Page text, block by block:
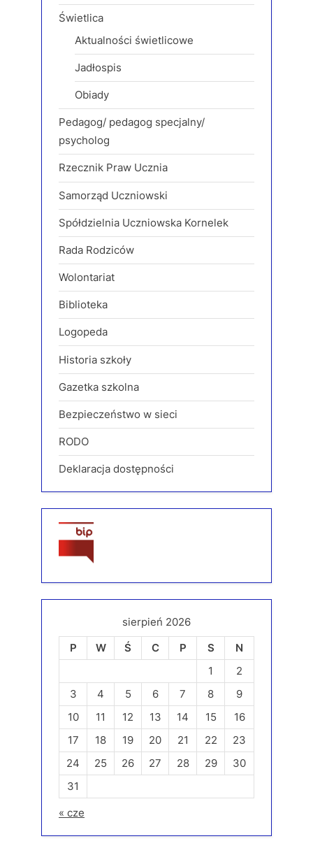
Świetlica
Aktualności świetlicowe
Jadłospis
Obiady
Pedagog/ pedagog specjalny/
psycholog
Rzecznik Praw Ucznia
Samorząd Uczniowski
Spółdzielnia Uczniowska Kornelek
Rada Rodziców
Wolontariat
Biblioteka
Logopeda
Historia szkoły
Gazetka szkolna
Bezpieczeństwo w sieci
RODO
Deklaracja dostępności
sierpień 2026
P
W Ś C P S
N
1
2
3
4 5 6 7 8
9
10
11 12 13 14 15
16
17
18 19 20 21 22
23
24
25 26 27 28 29
30
31
« cze